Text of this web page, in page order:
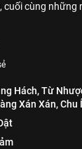
cuối cùng những
Hách,Từ
Xán Xán,Chu